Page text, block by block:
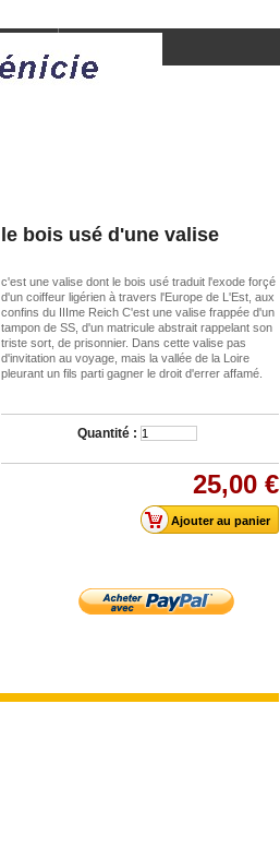
le bois usé d'une valise
c'est une valise dont le bois usé traduit l'exode forçé
d'un coiffeur ligérien à travers l'Europe de L'Est, aux
confins du IIIme Reich C'est une valise frappée d'un
tampon de SS, d'un matricule abstrait rappelant son
triste sort, de prisonnier. Dans cette valise pas
d'invitation au voyage, mais la vallée de la Loire
pleurant un fils parti gagner le droit d'errer affamé.
Quantité :
25,00 €